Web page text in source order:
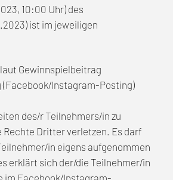
10:00 Uhr) des
ist im jeweiligen
Gewinnspielbeitrag
Instagram-Posting)
des/r Teilnehmers/in zu
Dritter verletzen. Es darf
in eigens aufgenommen
erklärt sich der/die Teilnehmer/in
im Facebook/Instagram-